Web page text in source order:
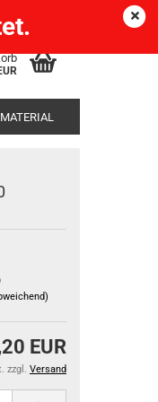
EUR
zzgl. Versand